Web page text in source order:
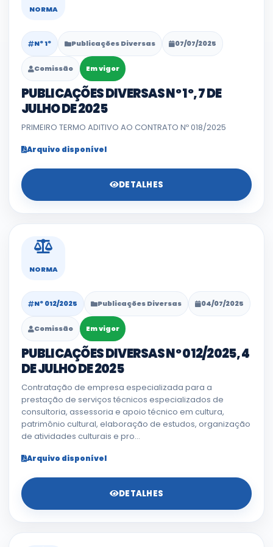
NORMA
Nº 1º Publicações Diversas 07/07/2025
Comissão Em vigor
PUBLICAÇÕES DIVERSAS Nº 1º, 7 DE
JULHO DE 2025
PRIMEIRO TERMO ADITIVO AO CONTRATO Nº 018/2025
Arquivo disponível
DETALHES
NORMA
Nº 012/2025 Publicações Diversas 04/07/2025
Comissão Em vigor
PUBLICAÇÕES DIVERSAS Nº 012/2025, 4
DE JULHO DE 2025
Contratação de empresa especializada para a
prestação de serviços técnicos especializados de
consultoria, assessoria e apoio técnico em cultura,
patrimônio cultural, elaboração de estudos, organização
de atividades culturais e pro...
Arquivo disponível
DETALHES